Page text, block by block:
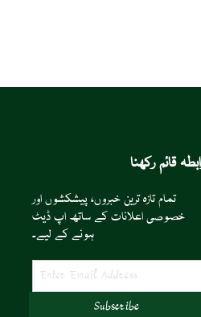
قائم رکھنا
تمام تازہ ترین خبروں، پیشکشوں اور
خصوصی اعلانات کے ساتھ اپ ڈیٹ
ہونے کے لیے۔